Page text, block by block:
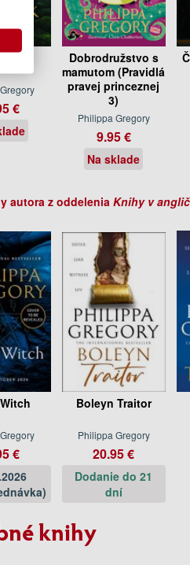
€
Dobrodružstvo s
mamutom (Pravidlá
pravej princeznej
3)
Philippa Gregory
9.95 €
Na sklade
autora z oddelenia Knihy v
€
Boleyn Traitor
Philippa Gregory
20.95 €
Dodanie do 21
dní
knihy